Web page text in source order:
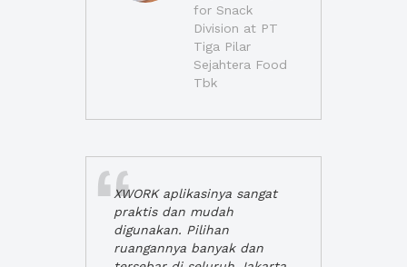
for Snack
Division at PT
Tiga Pilar
Sejahtera Food
Tbk
XWORK aplikasinya sangat
praktis dan mudah
digunakan. Pilihan
ruangannya banyak dan